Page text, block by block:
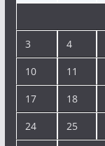
3 4
10 11
17 18
24 25